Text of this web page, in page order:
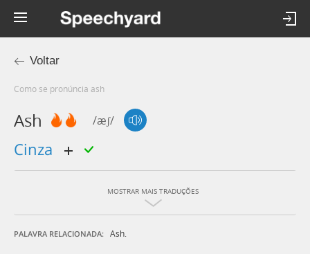
Voltar
Como se pronúncia ash
Ash /æʃ/
cinza
MOSTRAR MAIS TRADUÇÕES
PALAVRA RELACIONADA: Ash.